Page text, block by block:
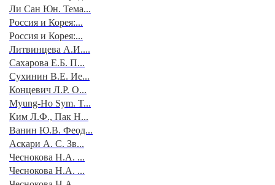
Ли Сан Юн. Тема...
Россия и Корея:...
Россия и Корея:...
Литвинцева А.И....
Сахарова Е.Б. П...
Сухинин В.Е. Ие...
Концевич Л.Р. О...
Myung-Ho Sym. T...
Ким Л.Ф., Пак Н...
Ванин Ю.В. Феод...
Аскари А. С. Зв...
Чеснокова Н.А. ...
Чеснокова Н.А. ...